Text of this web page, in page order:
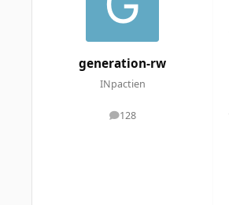
generation-rw
INpactien
128
messages